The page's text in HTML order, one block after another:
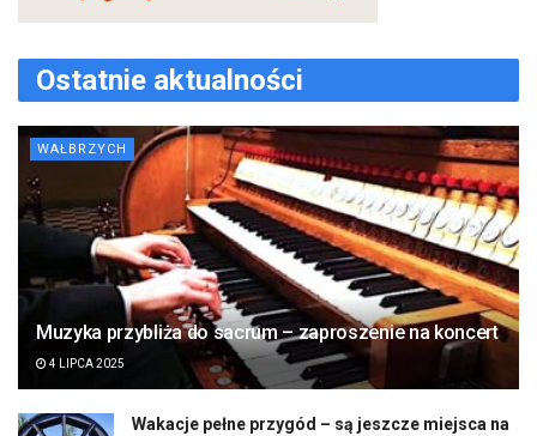
Ostatnie aktualności
WAŁBRZYCH
Muzyka przybliża do sacrum – zaproszenie na koncert
4 LIPCA 2025
Wakacje pełne przygód – są jeszcze miejsca na